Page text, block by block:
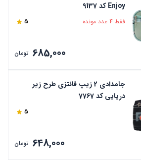
Enjoy کد 9137
فقط 4 عدد مونده 5
685,000 تومان
جامدادی 2 زیپ فانتزی طرح زیر
دریایی کد 7767
5
648,000 تومان